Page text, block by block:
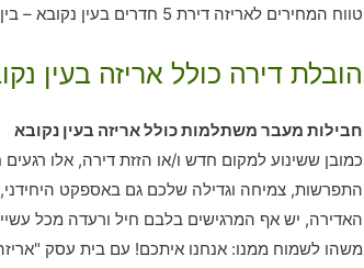
טווח המחירים לאריזה דירת 5 חדרים בעין נקובא – בין 2000-2970 ש"ח
הובלת דירה כולל אריזה בעין
חבילות מעבר משתלמות כולל אריזה בעין נקובא
כמובן ששינוע למקום חדש ו/או הזזת דירה, אלו
התפרשות, צמיחה וגדילה שלכם גם באספקט
האדירה, יש אף המרגישים בלבם חיל ורעדה מכל
משהו לשמוח ממנו: אנחנו איתכם! עם בית עסק